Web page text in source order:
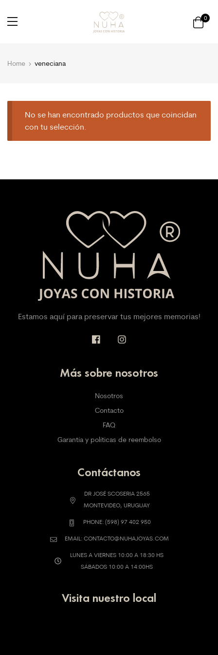
0
Home veneciana
No se han encontrado productos que coincidan
con tu selección.
Estamos aquí para preservar tus mejores memorias!
Más sobre nosotros
Nosotros
Contacto
FAQ
Garantía y políticas de reembolso
Contáctanos
DR JOSÉ SCOSERIA 2565
MONTEVIDEO, URUGUAY
PHONE: (598) 97 402 950
EMAIL: CONTACTO@NUHAJOYAS.COM
LUNES A VIERNES 10:00 A 18:30 HS
SÁBADOS 10:00 A 14:00HS
Visita nuestro local